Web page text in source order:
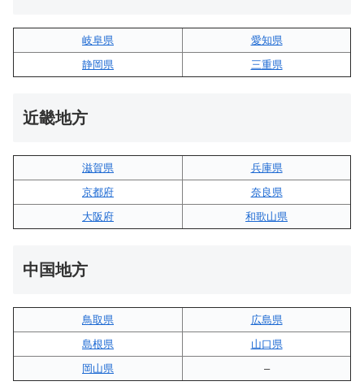
岐阜県
愛知県
静岡県
三重県
近畿地方
滋賀県
兵庫県
京都府
奈良県
大阪府
和歌山県
中国地方
鳥取県
広島県
島根県
山口県
岡山県
–